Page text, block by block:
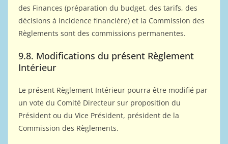
des Finances (préparation du budget, des tarifs, des
décisions à incidence financière) et la Commission des
Règlements sont des commissions permanentes.
9.8. Modifications du présent Règlement
Intérieur
Le présent Règlement Intérieur pourra être modifié par
un vote du Comité Directeur sur proposition du
Président ou du Vice Président, président de la
Commission des Règlements.